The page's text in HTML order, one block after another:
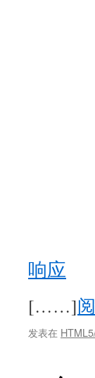
响应
[……]
发表在